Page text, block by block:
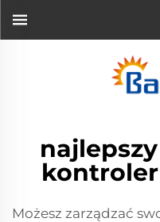
Możesz zarządzać